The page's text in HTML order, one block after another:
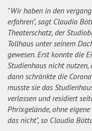
"Wir haben in den
erfahren", sagt Claudia
Theaterschatz, der
Tollhaus unter seinem
gewesen. Erst konnte die
Studienhaus nicht nutzen,
dann schränkte die
musste sie das
verlassen und residiert
Phrixgelände, ohne
das nicht", so Claudia